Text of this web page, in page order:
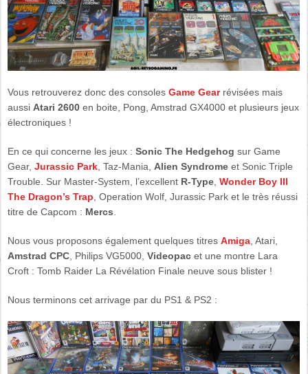
Vous retrouverez donc des consolesGame Gearrévisées mais
aussiAtari 2600 en boite, Pong, Amstrad GX4000 et plusieurs jeux
électroniques !
En ce qui concerne les jeux :Sonic The Hedgehog sur Game
Gear,Jurassic Park, Taz-Mania,Alien Syndrome et Sonic Triple
Trouble. Sur Master-System, l’excellent R-Type,Wonder Boy III
The Dragon’s Trap, Operation Wolf, Jurassic Park et le très réussi
titre de Capcom : Mercs.
Nous vous proposons également quelques titresAmiga, Atari,
Amstrad CPC, Philips VG5000,Videopac et une montre Lara
Croft : Tomb Raider La Révélation Finale neuve sous blister !
Nous terminons cet arrivage par du PS1 & PS2 :